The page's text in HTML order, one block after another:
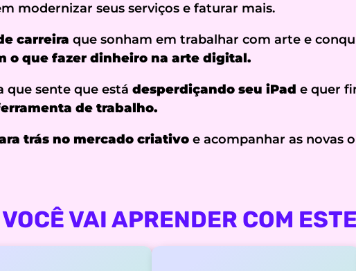
modernizar seus serviços e faturar mais.
carreira que sonham em trabalhar com arte e
o que fazer dinheiro na arte digital.
que sente que está desperdiçando seu iPad e quer
de trabalho.
trás no mercado criativoe acompanhar as novas
VAI APRENDER COM